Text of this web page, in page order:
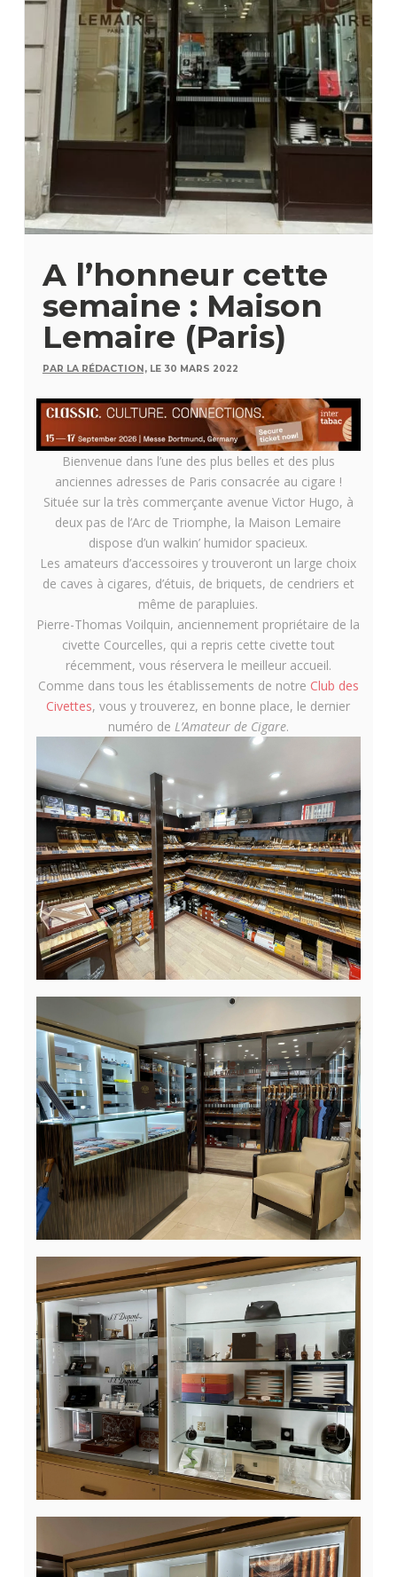
A l’honneur cette
semaine : Maison
Lemaire (Paris)
PAR LA RÉDACTION, LE 30 MARS 2022
Bienvenue dans l’une des plus belles et des plus
anciennes adresses de Paris consacrée au cigare !
Située sur la très commerçante avenue Victor Hugo, à
deux pas de l’Arc de Triomphe, la Maison Lemaire
dispose d’un walkin’ humidor spacieux.
Les amateurs d’accessoires y trouveront un large choix
de caves à cigares, d’étuis, de briquets, de cendriers et
même de parapluies.
Pierre-Thomas Voilquin, anciennement propriétaire de la
civette Courcelles, qui a repris cette civette tout
récemment, vous réservera le meilleur accueil.
Comme dans tous les établissements de notre Club des
Civettes, vous y trouverez, en bonne place, le dernier
numéro de L’Amateur de Cigare.